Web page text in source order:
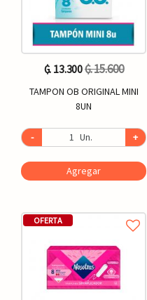
₲. 13.300₲. 15.600
TAMPON OB ORIGINAL MINI
8UN
- Un. +
Agregar
OFERTA